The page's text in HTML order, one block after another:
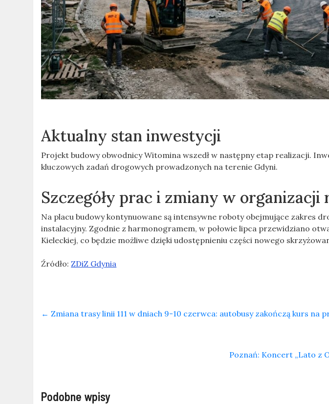
Aktualny stan inwestycji
Projekt budowy obwodnicy Witomina wszedł w następny etap realizacji.
kluczowych zadań drogowych prowadzonych na terenie Gdyni.
Szczegóły prac i zmiany w organizacji
Na placu budowy kontynuowane są intensywne roboty obejmujące zakres
instalacyjny. Zgodnie z harmonogramem, w połowie lipca przewidziano
Kieleckiej, co będzie możliwe dzięki udostępnieniu części nowego
Źródło: ZDiZ Gdynia
← Zmiana trasy linii 111 w dniach 9-10 czerwca: autobusy zakończą kurs
Poznań: Koncert „Lato z
Podobne wpisy